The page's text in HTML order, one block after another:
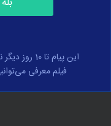
این پیام
فیلم معرفی